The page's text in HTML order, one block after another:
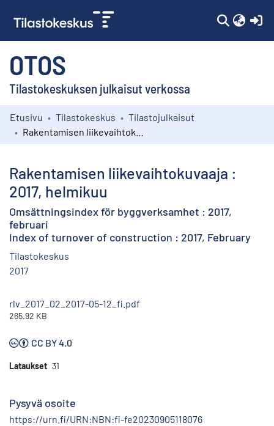
OTOS
Tilastokeskuksen julkaisut verkossa
Kokoelmat
Etusivu Tilastokeskus
Tilastojulkaisut
Rakentamisen liikevaihtokuvaaja :
2017, helmikuu
Omsättningsindex för byggverksamhet : 2017,
februari
Index of turnover of construction : 2017, February
Tilastokeskus
2017
rlv_2017_02_2017-05-12_fi.pdf
265.92 KB
CC BY 4.0
Lataukset 31
Pysyvä osoite
https://urn.fi/URN:NBN:fi-fe20230905118076